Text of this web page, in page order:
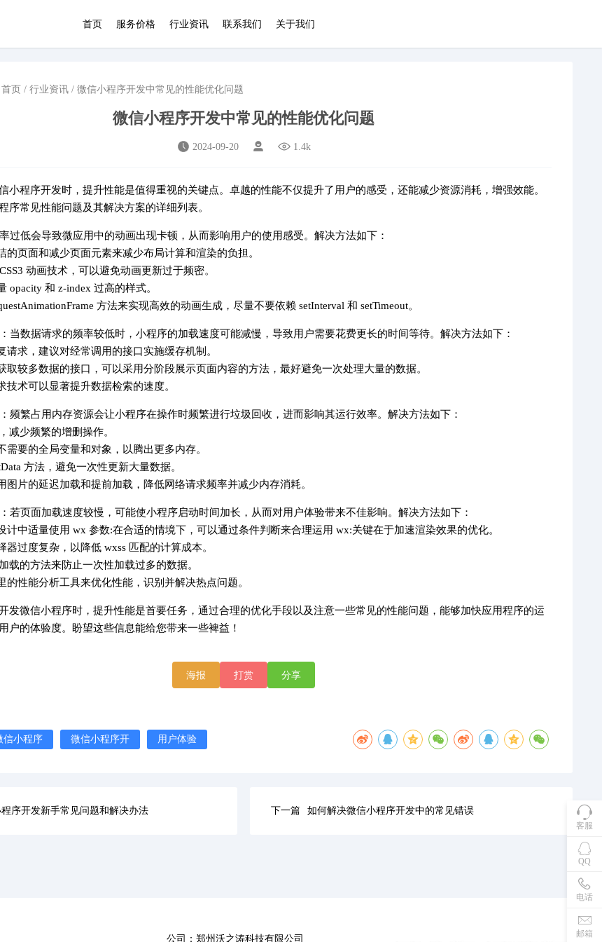
首页 服务价格 行业资讯 联系我们 关于我们
首页 / 行业资讯 / 微信小程序开发中常见的性能优化问题
微信小程序开发中常见的性能优化问题
2024-09-20 1.4k
小程序开发时，提升性能是值得重视的关键点。卓越的性能不仅提升了用户的感受，还能减少资源消耗，增强效能。
序常见性能问题及其解决方案的详细列表。
过低会导致微应用中的动画出现卡顿，从而影响用户的使用感受。解决方法如下：
的页面和减少页面元素来减少布局计算和渲染的负担。
动画技术，可以避免动画更新过于频密。
opacity 和 z-index 过高的样式。
方法来实现高效的动画生成，尽量不要依赖 setInterval 和 setTimeout。
当数据请求的频率较低时，小程序的加载速度可能减慢，导致用户需要花费更长的时间等待。解决方法如下：
请求，建议对经常调用的接口实施缓存机制。
取较多数据的接口，可以采用分阶段展示页面内容的方法，最好避免一次处理大量的数据。
技术可以显著提升数据检索的速度。
频繁占用内存资源会让小程序在操作时频繁进行垃圾回收，进而影响其运行效率。解决方法如下：
减少频繁的增删操作。
需要的全局变量和对象，以腾出更多内存。
方法，避免一次性更新大量数据。
图片的延迟加载和提前加载，降低网络请求频率并减少内存消耗。
若页面加载速度较慢，可能使小程序启动时间加长，从而对用户体验带来不佳影响。解决方法如下：
计中适量使用 wx 参数:在合适的情境下，可以通过条件判断来合理运用 wx:关键在于加速渲染效果的优化。
器过度复杂，以降低 wxss 匹配的计算成本。
载的方法来防止一次性加载过多的数据。
的性能分析工具来优化性能，识别并解决热点问题。
发微信小程序时，提升性能是首要任务，通过合理的优化手段以及注意一些常见的性能问题，能够加快应用程序的运
户的体验度。盼望这些信息能给您带来一些裨益！
海报 打赏 分享
信小程序 微信小程序开 用户体验
序开发新手常见问题和解决办法 下一篇 如何解决微信小程序开发中的常见错误
客服
QQ
电话
邮箱
公司：郑州沃之涛科技有限公司